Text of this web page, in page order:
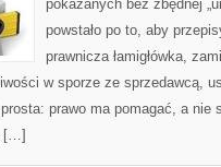
pokazanych bez zbędnej
powstało po to, aby
prawnicza łamigłówka,
w sporze ze sprzedawcą,
prawo ma pomagać, a nie
[…]